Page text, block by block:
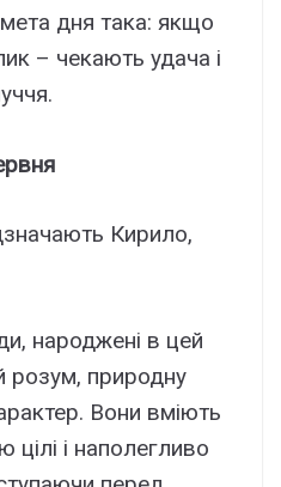
дня така: якщо
– чекають удача і
Кирило,
народжені в цей
розум, природну
Вони вміють
і наполегливо